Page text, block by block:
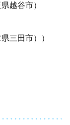
越谷市）
三田市））